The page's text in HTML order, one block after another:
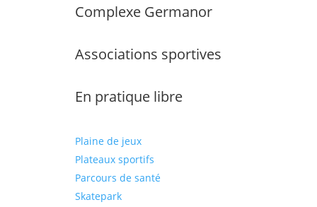
Complexe Germanor
Associations sportives
En pratique libre
Plaine de jeux
Plateaux sportifs
Parcours de santé
Skatepark